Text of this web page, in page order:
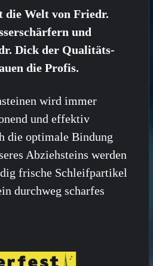
die Welt von Friedr.
und
Dick der Qualitäts-
die Profis.
wird immer
und effektiv
die optimale Bindung
Abziehsteins werden
frische Schleifpartikel
durchweg scharfes